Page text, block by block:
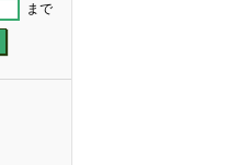
まで